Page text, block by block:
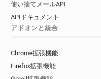
使い捨てメールAPI
APIドキュメント
アドオンと統合
Chrome拡張機能
Firefox拡張機能